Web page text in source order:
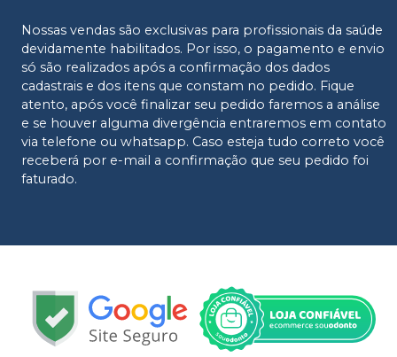
Nossas vendas são exclusivas para profissionais da saúde
devidamente habilitados. Por isso, o pagamento e envio
só são realizados após a confirmação dos dados
cadastrais e dos itens que constam no pedido. Fique
atento, após você finalizar seu pedido faremos a análise
e se houver alguma divergência entraremos em contato
via telefone ou whatsapp. Caso esteja tudo correto você
receberá por e-mail a confirmação que seu pedido foi
faturado.